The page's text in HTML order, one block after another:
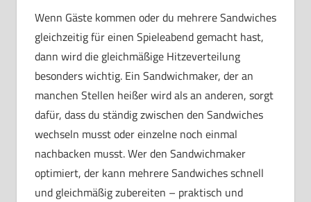
Wenn Gäste kommen oder du mehrere Sandwiches
gleichzeitig für einen Spieleabend gemacht hast,
dann wird die gleichmäßige Hitzeverteilung
besonders wichtig. Ein Sandwichmaker, der an
manchen Stellen heißer wird als an anderen, sorgt
dafür, dass du ständig zwischen den Sandwiches
wechseln musst oder einzelne noch einmal
nachbacken musst. Wer den Sandwichmaker
optimiert, der kann mehrere Sandwiches schnell
und gleichmäßig zubereiten – praktisch und